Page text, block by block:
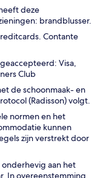
deze
brandblusser.
Contante
Visa,
Club
de schoonmaak- en
(Radisson) volgt.
normen en het
kunnen
zijn verstrekt door
aan het
In overeenstemming